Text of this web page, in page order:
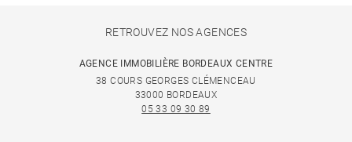
RETROUVEZ NOS AGENCES
AGENCE IMMOBILIÈRE BORDEAUX CENTRE
38 COURS GEORGES CLÉMENCEAU
33000 BORDEAUX
05 33 09 30 89